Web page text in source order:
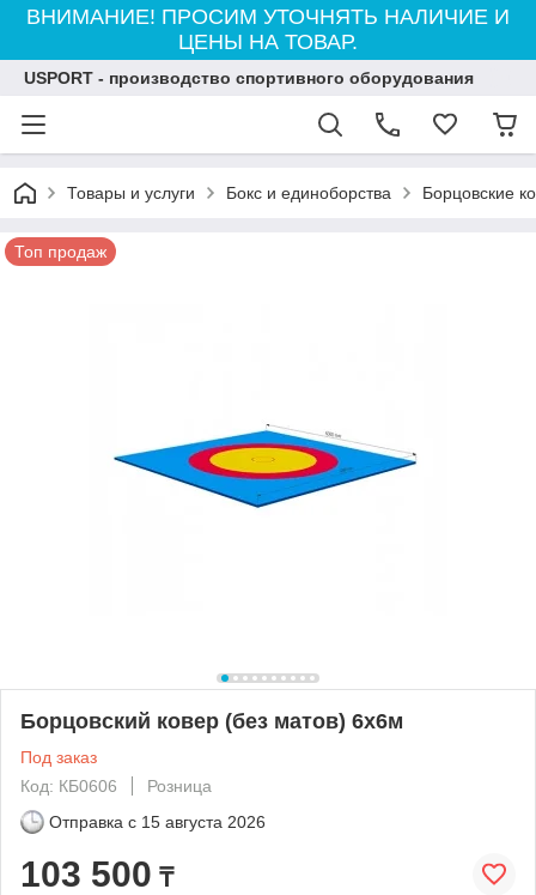
ВНИМАНИЕ! ПРОСИМ УТОЧНЯТЬ НАЛИЧИЕ И
ЦЕНЫ НА ТОВАР.
USPORT - производство спортивного оборудования
Товары и услуги Бокс и единоборства Борцовские
Топ продаж
Борцовский ковер (без матов) 6х6м
Под заказ
Код: КБ0606
Розница
Отправка с 15 августа 2026
103 500 ₸